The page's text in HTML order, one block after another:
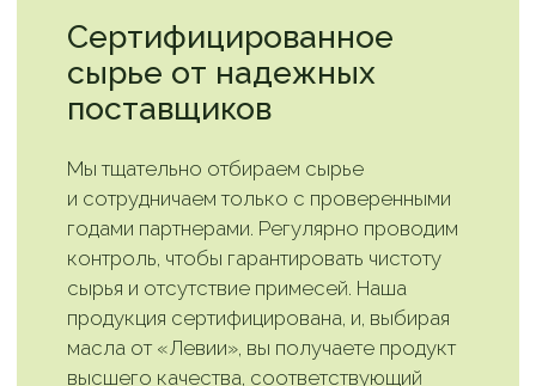
Станьте частью
сообщества
ценителей здорового
образа жизни!